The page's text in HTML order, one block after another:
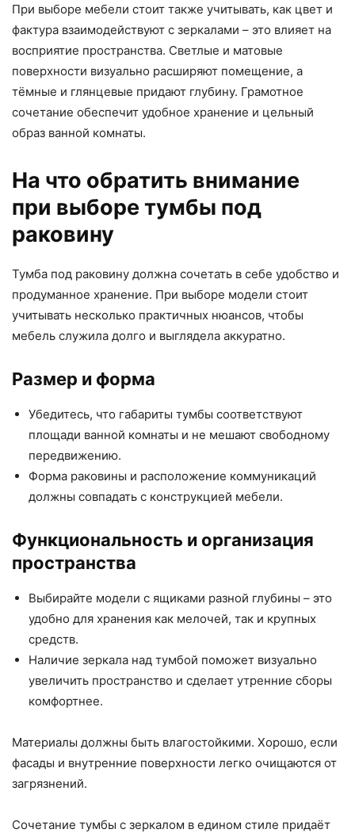
При выборе мебели стоит также учитывать, как цвет и
фактура взаимодействуют с зеркалами – это влияет на
восприятие пространства. Светлые и матовые
поверхности визуально расширяют помещение, а
тёмные и глянцевые придают глубину. Грамотное
сочетание обеспечит удобное хранение и цельный
образ ванной комнаты.
На что обратить внимание
при выборе тумбы под
раковину
Тумба под раковину должна сочетать в себе удобство и
продуманное хранение. При выборе модели стоит
учитывать несколько практичных нюансов, чтобы
мебель служила долго и выглядела аккуратно.
Размер и форма
Убедитесь, что габариты тумбы соответствуют
площади ванной комнаты и не мешают свободному
передвижению.
Форма раковины и расположение коммуникаций
должны совпадать с конструкцией мебели.
Функциональность и организация
пространства
Выбирайте модели с ящиками разной глубины – это
удобно для хранения как мелочей, так и крупных
средств.
Наличие зеркала над тумбой поможет визуально
увеличить пространство и сделает утренние сборы
комфортнее.
Материалы должны быть влагостойкими. Хорошо, если
фасады и внутренние поверхности легко очищаются от
загрязнений.
Сочетание тумбы с зеркалом в едином стиле придаёт